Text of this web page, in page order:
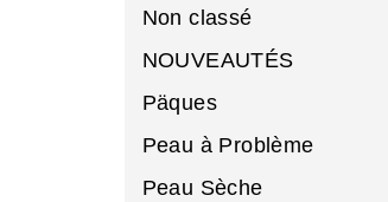
Non classé
NOUVEAUTÉS
Päques
Peau à Problème
Peau Sèche